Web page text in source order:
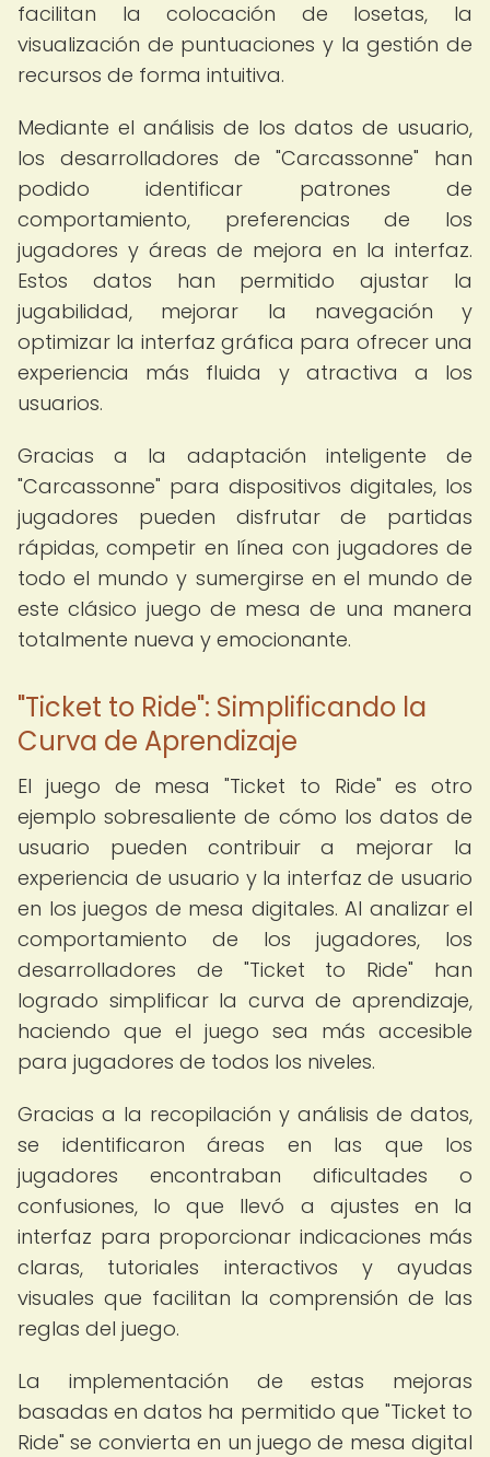
facilitan la colocación de losetas, la
visualización de puntuaciones y la gestión de
recursos de forma intuitiva.
Mediante el análisis de los datos de usuario,
los desarrolladores de "Carcassonne" han
podido identificar patrones de
comportamiento, preferencias de los
jugadores y áreas de mejora en la interfaz.
Estos datos han permitido ajustar la
jugabilidad, mejorar la navegación y
optimizar la interfaz gráfica para ofrecer una
experiencia más fluida y atractiva a los
usuarios.
Gracias a la adaptación inteligente de
"Carcassonne" para dispositivos digitales, los
jugadores pueden disfrutar de partidas
rápidas, competir en línea con jugadores de
todo el mundo y sumergirse en el mundo de
este clásico juego de mesa de una manera
totalmente nueva y emocionante.
"Ticket to Ride": Simplificando la
Curva de Aprendizaje
El juego de mesa "Ticket to Ride" es otro
ejemplo sobresaliente de cómo los datos de
usuario pueden contribuir a mejorar la
experiencia de usuario y la interfaz de usuario
en los juegos de mesa digitales. Al analizar el
comportamiento de los jugadores, los
desarrolladores de "Ticket to Ride" han
logrado simplificar la curva de aprendizaje,
haciendo que el juego sea más accesible
para jugadores de todos los niveles.
Gracias a la recopilación y análisis de datos,
se identificaron áreas en las que los
jugadores encontraban dificultades o
confusiones, lo que llevó a ajustes en la
interfaz para proporcionar indicaciones más
claras, tutoriales interactivos y ayudas
visuales que facilitan la comprensión de las
reglas del juego.
La implementación de estas mejoras
basadas en datos ha permitido que "Ticket to
Ride" se convierta en un juego de mesa digital